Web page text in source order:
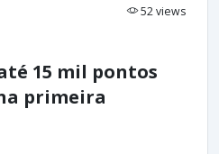
52 views
15 mil pontos
primeira